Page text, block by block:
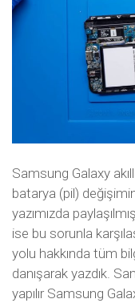
Samsung Galaxy
batarya (pil)
yazımızda
ise bu sorunla
yolu hakkında tüm
danışarak yazdık.
yapılır Samsung